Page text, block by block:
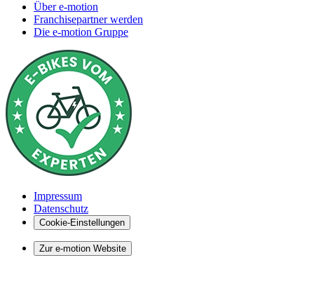
Über e-motion
Franchisepartner werden
Die e-motion Gruppe
Impressum
Datenschutz
Cookie-Einstellungen
Zur e-motion Website